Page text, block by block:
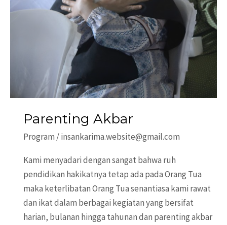
Parenting Akbar
Program /insankarima.website@gmail.com
Kami menyadari dengan sangat bahwa ruh
pendidikan hakikatnya tetap ada pada Orang Tua
maka keterlibatan Orang Tua senantiasa kami rawat
dan ikat dalam berbagai kegiatan yang bersifat
harian, bulanan hingga tahunan dan parenting akbar